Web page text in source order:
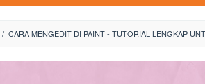
/ CARA MENGEDIT DI PAINT - TUTORIAL LENGKAP